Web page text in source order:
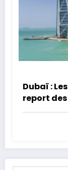
Dubaï :
report
Maroc